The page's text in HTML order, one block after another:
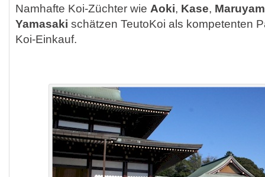
Namhafte Koi-Züchter wie Aoki, Kase,
Yamasaki schätzen TeutoKoi als kompetenten
Koi-Einkauf.